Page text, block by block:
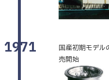
1971
国産初期モデ
売開始